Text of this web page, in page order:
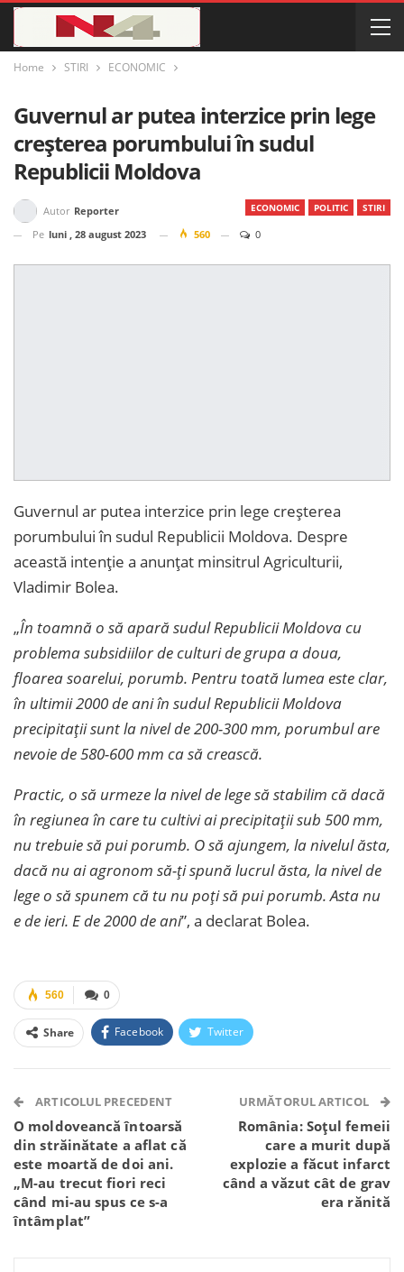
Home STIRI ECONOMIC
Guvernul ar putea interzice prin lege
creșterea porumbului în sudul
Republicii Moldova
ECONOMIC POLITIC STIRI
Autor Reporter
Pe luni , 28 august 2023 560 0
Guvernul ar putea interzice prin lege creșterea
porumbului în sudul Republicii Moldova. Despre
această intenție a anunțat minsitrul Agriculturii,
Vladimir Bolea.
„În toamnă o să apară sudul Republicii Moldova cu
problema subsidiilor de culturi de grupa a doua,
floarea soarelui, porumb. Pentru toată lumea este clar,
în ultimii 2000 de ani în sudul Republicii Moldova
precipitații sunt la nivel de 200-300 mm, porumbul are
nevoie de 580-600 mm ca să crească.
Practic, o să urmeze la nivel de lege să stabilim că dacă
în regiunea în care tu cultivi ai precipitații sub 500 mm,
nu trebuie să pui porumb. O să ajungem, la nivelul ăsta,
dacă nu ai agronom să-ți spună lucrul ăsta, la nivel de
lege o să spunem că tu nu poți să pui porumb. Asta nu
e de ieri. E de 2000 de ani”, a declarat Bolea.
0
560
Share Facebook Twitter
Telegram WhatsApp Viber
ARTICOLUL PRECEDENT
O moldoveancă întoarsă
din străinătate a aflat că
este moartă de doi ani.
„M-au trecut fiori reci
când mi-au spus ce s-a
întâmplat”
URMĂTORUL ARTICOL
România: Soțul femeii
care a murit după
explozie a făcut infarct
când a văzut cât de grav
era rănită